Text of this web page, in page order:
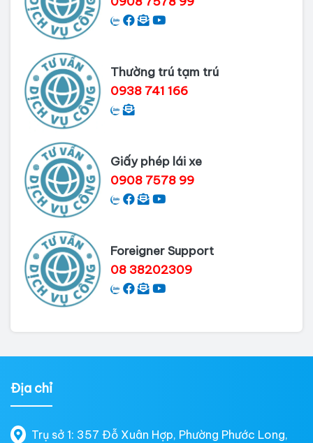
Dịch vụ Lý lịch tư pháp tại Cần Thơ
Thường trú tạm trú
0938 741 166
Giấy phép lái xe
0908 7578 99
Foreigner Support
08 38202309
Địa chỉ
Trụ sở 1: 357 Đỗ Xuân Hợp, Phường Phước Long,